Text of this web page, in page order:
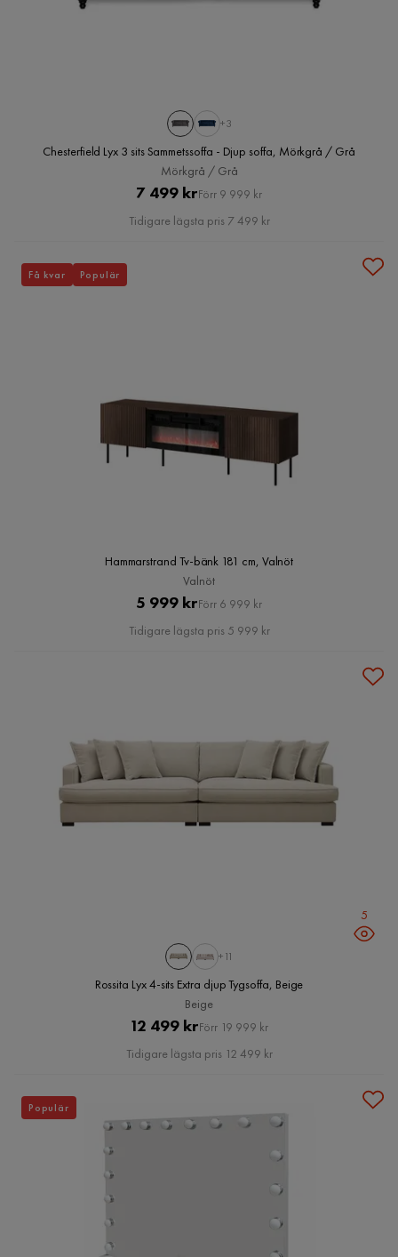
+3
Chesterfield Lyx 3 sits Sammetssoffa - Djup soffa, Mörkgrå / Grå
Mörkgrå / Grå
Pris
7 499 krOriginal
Pris
Förr 9 999 kr
Tidigare lägsta pris 7 499 kr
Hammarstrand Tv-bänk 181 cm, Valnöt
Valnöt
Pris
5 999 krOriginal
Pris
Förr 6 999 kr
Tidigare lägsta pris 5 999 kr
Få kvar Populär
5
+11
Rossita Lyx 4-sits Extra djup Tygsoffa, Beige
Beige
Pris
12 499 krOriginal
Pris
Förr 19 999 kr
Tidigare lägsta pris 12 499 kr
Populär